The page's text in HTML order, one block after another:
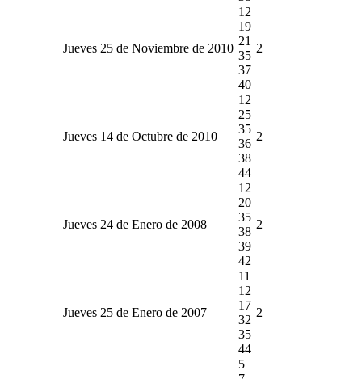
Jueves 25 de Noviembre de 2010
12
19
21
35
37
40
2
Jueves 14 de Octubre de 2010
12
25
35
36
38
44
2
Jueves 24 de Enero de 2008
12
20
35
38
39
42
2
Jueves 25 de Enero de 2007
11
12
17
32
35
44
2
5